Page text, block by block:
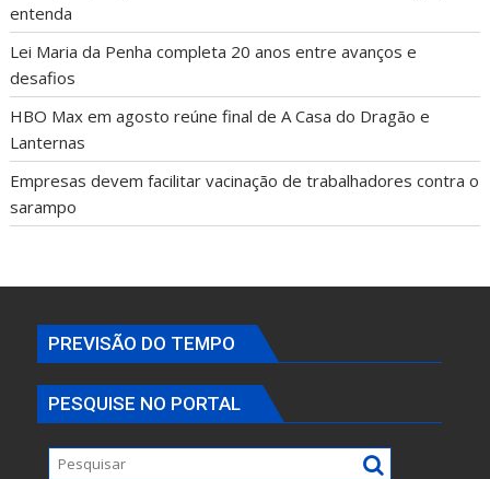
entenda
Lei Maria da Penha completa 20 anos entre avanços e
desafios
HBO Max em agosto reúne final de A Casa do Dragão e
Lanternas
Empresas devem facilitar vacinação de trabalhadores contra o
sarampo
PREVISÃO DO TEMPO
PESQUISE NO PORTAL